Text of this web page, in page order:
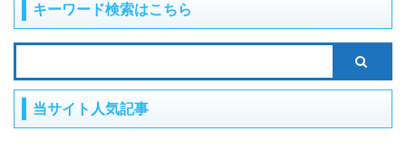
キーワード検索はこちら
当サイト人気記事